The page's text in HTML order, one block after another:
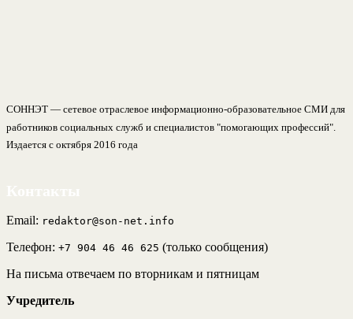
СОННЭТ — сетевое отраслевое информационно-образовательное СМИ для
работников социальных служб и специалистов "помогающих профессий".
Издается с октября 2016 года
Email: redaktor@son-net.info
Телефон: +7 904 46 46 625 (только сообщения)
На письма отвечаем по вторникам и пятницам
Учредитель